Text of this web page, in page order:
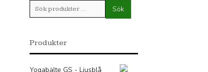
Sök
efter:
Sök
Produkter
Yogabälte GS - Ljusblå